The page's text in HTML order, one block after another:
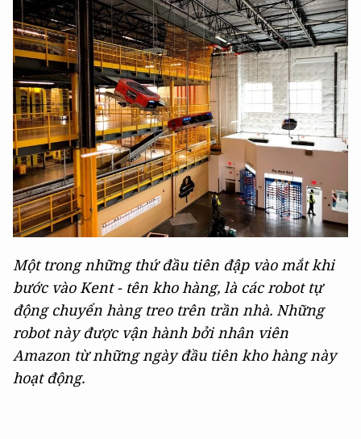
Một trong những thứ đầu tiên đập vào mắt khi
bước vào Kent - tên kho hàng, là các robot tự
động chuyển hàng treo trên trần nhà. Những
robot này được vận hành bởi nhân viên
Amazon từ những ngày đầu tiên kho hàng này
hoạt động.